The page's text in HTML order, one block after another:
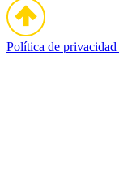
Política de privacidad